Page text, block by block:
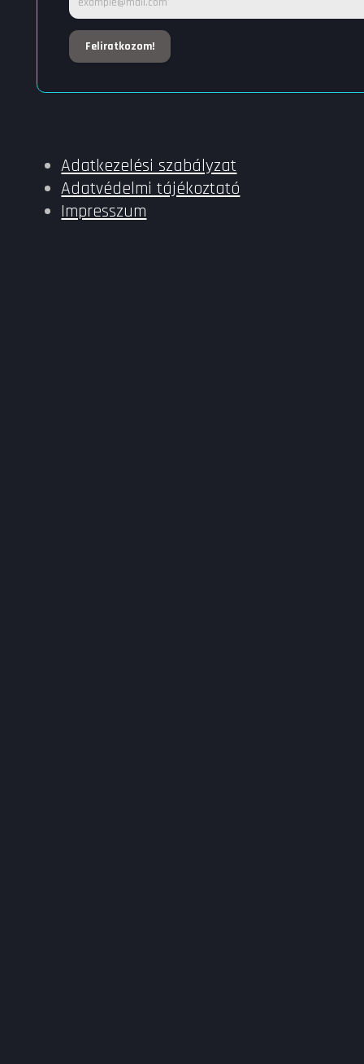
Feliratkozom!
Adatkezelési szabályzat
Adatvédelmi tájékoztató
Impresszum